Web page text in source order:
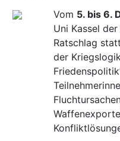
Vom 5. bis 6.
Uni Kassel
Ratschlag
der